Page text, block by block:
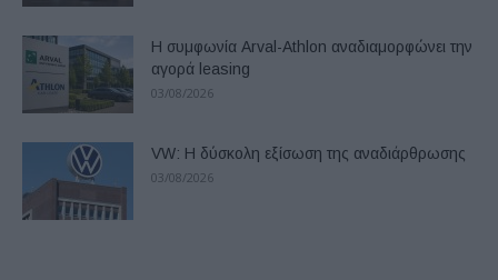
Η συμφωνία Arval-Athlon αναδιαμορφώνει την
αγορά leasing
03/08/2026
VW: Η δύσκολη εξίσωση της αναδιάρθρωσης
03/08/2026